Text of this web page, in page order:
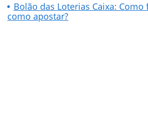
Bolão das Loterias Caixa: Como
como apostar?